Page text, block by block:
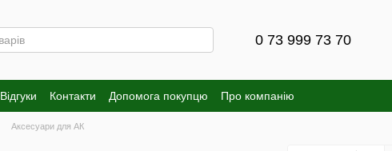
0 73 999 73 70
Відгуки Контакти Допомога покупцю Про компанію
Аксесуари для АК